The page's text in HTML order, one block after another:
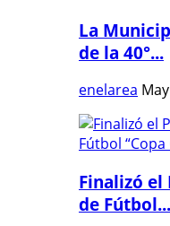
La
de la 40°...
enelarea
Finalizó el
de Fútbol...